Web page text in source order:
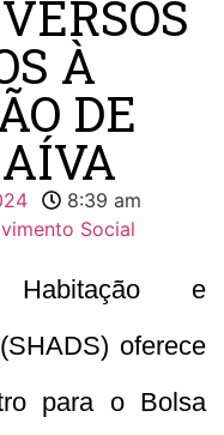
À
DE
8:39 am
Social
e
oferece
para o Bolsa